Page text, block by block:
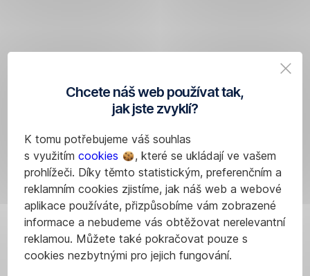
Chcete náš web používat tak,
jak jste zvyklí?
K tomu potřebujeme váš souhlas
s využitím cookies
, které se ukládají ve vašem
prohlížeči. Díky těmto statistickým, preferenčním a
reklamním cookies zjistíme, jak náš web a webové
aplikace používáte, přizpůsobíme vám zobrazené
informace a nebudeme vás obtěžovat nerelevantní
reklamou. Můžete také pokračovat pouze s
cookies nezbytnými pro jejich fungování.